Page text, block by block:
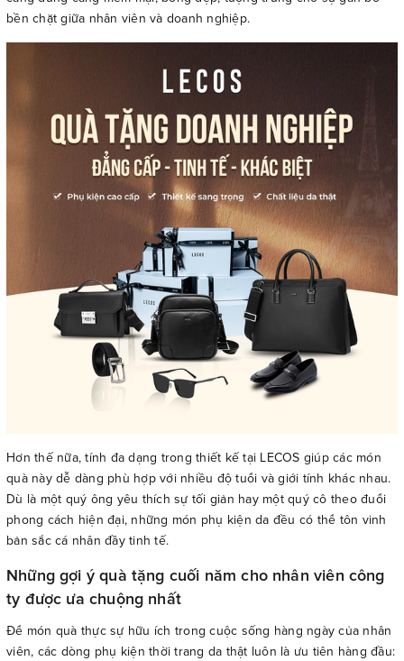
bền chặt giữa nhân viên và doanh nghiệp.
Hơn thế nữa, tính đa dạng trong thiết kế tại LECOS giúp các món
quà này dễ dàng phù hợp với nhiều độ tuổi và giới tính khác nhau.
Dù là một quý ông yêu thích sự tối giản hay một quý cô theo đuổi
phong cách hiện đại, những món phụ kiện da đều có thể tôn vinh
bản sắc cá nhân đầy tinh tế.
Những gợi ý quà tặng cuối năm cho nhân viên công
ty được ưa chuộng nhất
Để món quà thực sự hữu ích trong cuộc sống hàng ngày của nhân
viên, các dòng phụ kiện thời trang da thật luôn là ưu tiên hàng đầu: